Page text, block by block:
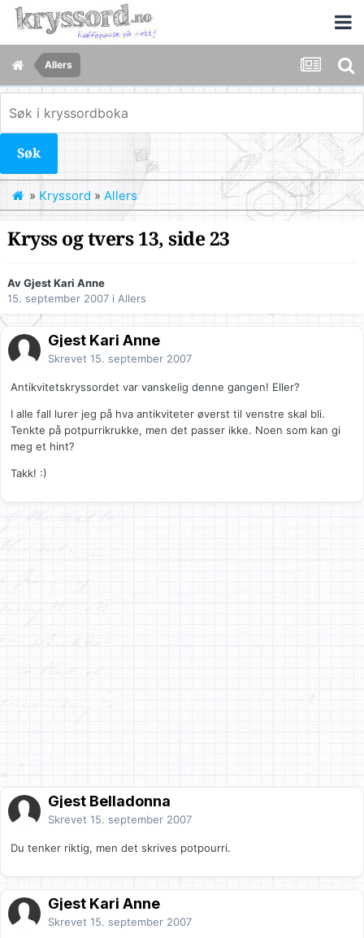
Allers
Søk
» Kryssord » Allers
Kryss og tvers 13, side 23
Av Gjest Kari Anne
15. september 2007 i Allers
Gjest Kari Anne
Skrevet 15. september 2007
Antikvitetskryssordet var vanskelig denne gangen! Eller?
I alle fall lurer jeg på hva antikviteter øverst til venstre skal bli.
Tenkte på potpurrikrukke, men det passer ikke. Noen som kan gi
meg et hint?
Takk! :)
Gjest Belladonna
Skrevet 15. september 2007
Du tenker riktig, men det skrives potpourri.
Gjest Kari Anne
Skrevet 15. september 2007